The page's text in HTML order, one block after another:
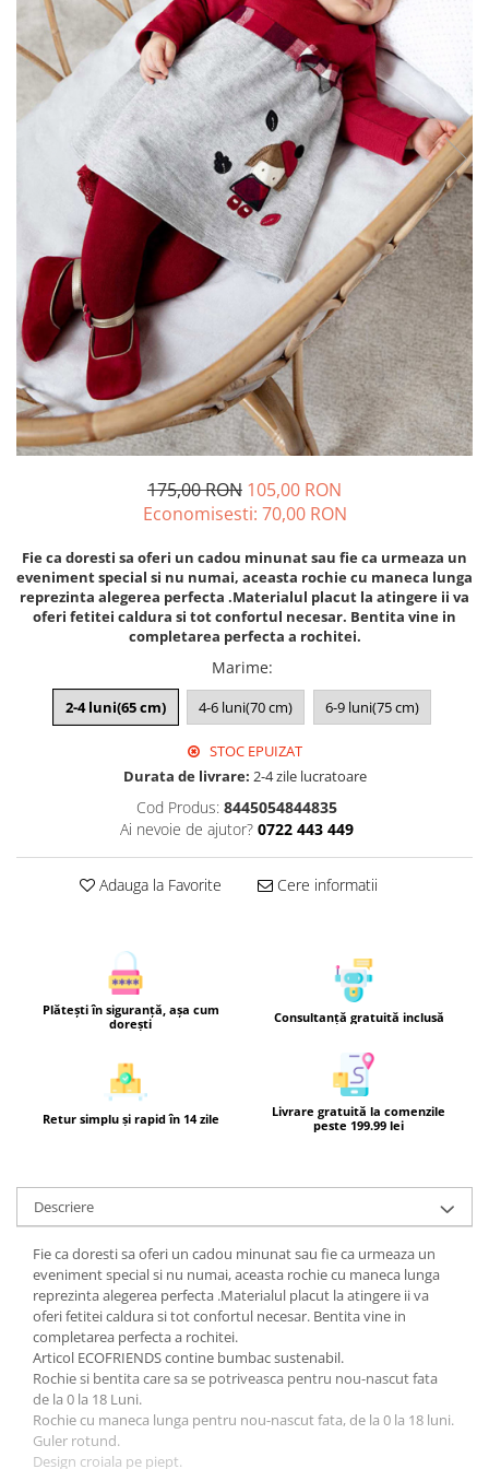
175,00 RON 105,00 RON
Economisesti: 70,00 RON
Fie ca doresti sa oferi un cadou minunat sau fie ca urmeaza un
eveniment special si nu numai, aceasta rochie cu maneca lunga
reprezinta alegerea perfecta .Materialul placut la atingere ii va
oferi fetitei caldura si tot confortul necesar. Bentita vine in
completarea perfecta a rochitei.
Marime:
2-4 luni(65 cm) 4-6 luni(70 cm) 6-9 luni(75 cm)
STOC EPUIZAT
Durata de livrare: 2-4 zile lucratoare
Cod Produs: 8445054844835
Ai nevoie de ajutor? 0722 443 449
Adauga la Favorite Cere informatii
Plătești în siguranță, așa cum
dorești
Consultanță gratuită inclusă
Retur simplu și rapid în 14 zile
Livrare gratuită la comenzile
peste 199.99 lei
Descriere
Fie ca doresti sa oferi un cadou minunat sau fie ca urmeaza un
eveniment special si nu numai, aceasta rochie cu maneca lunga
reprezinta alegerea perfecta .Materialul placut la atingere ii va
oferi fetitei caldura si tot confortul necesar. Bentita vine in
completarea perfecta a rochitei.
Articol ECOFRIENDS contine bumbac sustenabil.
Rochie si bentita care sa se potriveasca pentru nou-nascut fata
de la 0 la 18 Luni.
Rochie cu maneca lunga pentru nou-nascut fata, de la 0 la 18 luni.
Guler rotund.
Design croiala pe piept.